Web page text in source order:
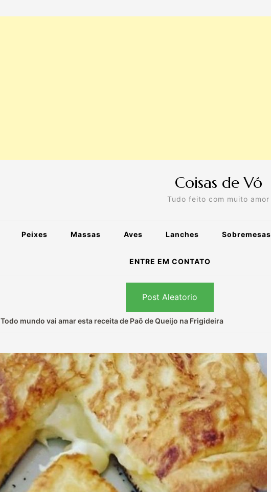
Coisas de Vó
Tudo feito com muito amor
Peixes Massas Aves Lanches Sobremesas
ENTRE EM CONTATO
Post Aleatorio
Todo mundo vai amar esta receita de Paõ de Queijo na Frigideira